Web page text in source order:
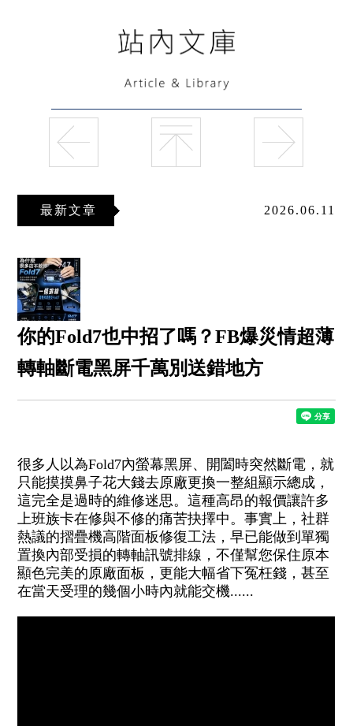
最新文章 2026.06.11
你的Fold7也中招了嗎？FB爆災情超薄
轉軸斷電黑屏千萬別送錯地方
很多人以為Fold7內螢幕黑屏、開闔時突然斷電，就
只能摸摸鼻子花大錢去原廠更換一整組顯示總成，
這完全是過時的維修迷思。這種高昂的報價讓許多
上班族卡在修與不修的痛苦抉擇中。事實上，社群
熱議的摺疊機高階面板修復工法，早已能做到單獨
置換內部受損的轉軸訊號排線，不僅幫您保住原本
顯色完美的原廠面板，更能大幅省下冤枉錢，甚至
在當天受理的幾個小時內就能交機......